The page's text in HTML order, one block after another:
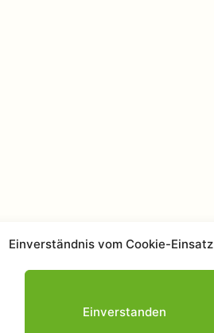
Einverständnis vom Cookie-Einsatz
Einverstanden